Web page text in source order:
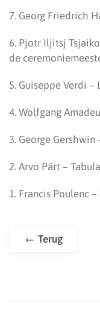
7. Georg Friedrich
6. Pjotr Iljitsj
de
5. Guiseppe Verdi
4. Wolfgang
3. George
2. Arvo Pärt –
1. Francis Poulenc
Terug